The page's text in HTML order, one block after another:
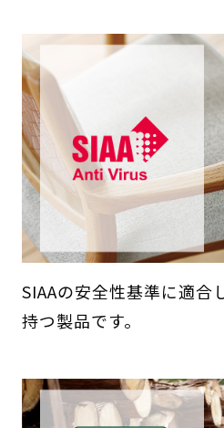
SIAAの安全性基準に適合
持つ製品です。